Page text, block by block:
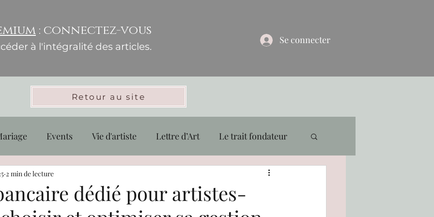
: connectez-vous
à l'intégralité des articles.
Se connecter
Retour au site
Events Vie d'artiste Lettre d’Art Le trait fondateur
Croquis Pratique & Perfectionnement
Communauté & Collaboration
dédié pour artistes-
2 min de lecture